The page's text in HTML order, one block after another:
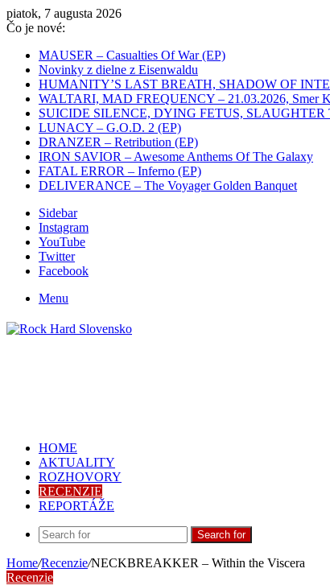
piatok, 7 augusta 2026
Čo je nové:
MAUSER – Casualties Of War (EP)
Novinky z dielne z Eisenwaldu
HUMANITY’S LAST BREATH, SHADOW OF
WALTARI, MAD FREQUENCY – 21.03.2026, Smer
SUICIDE SILENCE, DYING FETUS, SLAUGHTER
LUNACY – G.O.D. 2 (EP)
DRANZER – Retribution (EP)
IRON SAVIOR – Awesome Anthems Of The Galaxy
FATAL ERROR – Inferno (EP)
DELIVERANCE – The Voyager Golden Banquet
Sidebar
Instagram
YouTube
Twitter
Facebook
Menu
HOME
AKTUALITY
ROZHOVORY
RECENZIE
REPORTÁŽE
Search for
Home/Recenzie/NECKBREAKKER – Within the Viscera
Recenzie